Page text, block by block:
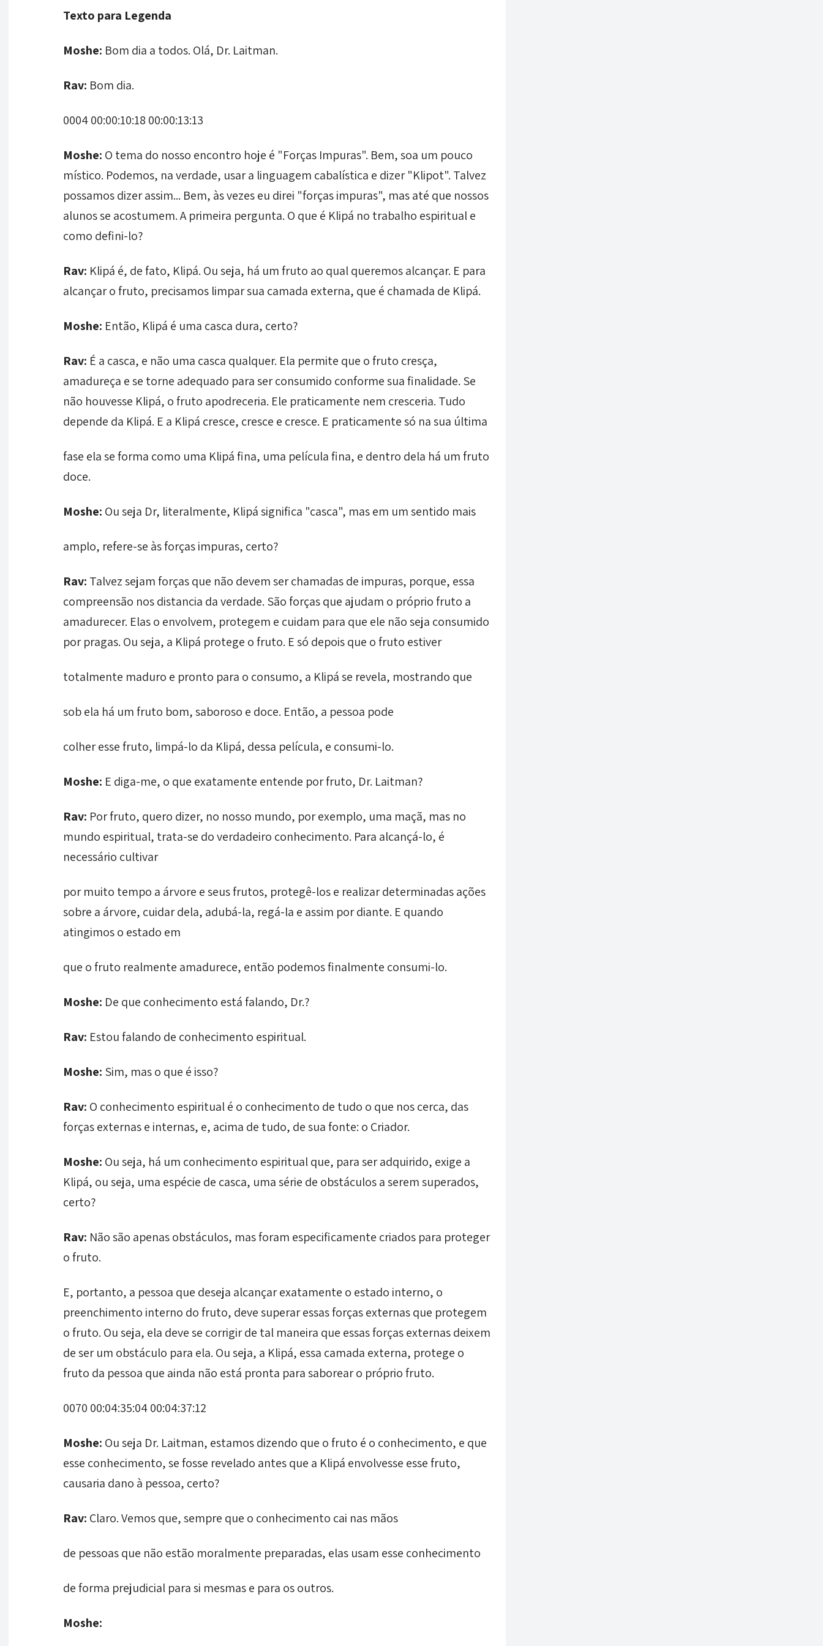
Texto para Legenda
Moshe: Bom dia a todos. Olá, Dr. Laitman.
Rav: Bom dia.
0004 00:00:10:18 00:00:13:13
Moshe: O tema do nosso encontro hoje é "Forças Impuras". Bem, soa um pouco
místico. Podemos, na verdade, usar a linguagem cabalística e dizer "Klipot". Talvez
possamos dizer assim... Bem, às vezes eu direi "forças impuras", mas até que nossos
alunos se acostumem. A primeira pergunta. O que é Klipá no trabalho espiritual e
como defini-lo?
Rav: Klipá é, de fato, Klipá. Ou seja, há um fruto ao qual queremos alcançar. E para
alcançar o fruto, precisamos limpar sua camada externa, que é chamada de Klipá.
Moshe: Então, Klipá é uma casca dura, certo?
Rav: É a casca, e não uma casca qualquer. Ela permite que o fruto cresça,
amadureça e se torne adequado para ser consumido conforme sua finalidade. Se
não houvesse Klipá, o fruto apodreceria. Ele praticamente nem cresceria. Tudo
depende da Klipá. E a Klipá cresce, cresce e cresce. E praticamente só na sua última
fase ela se forma como uma Klipá fina, uma película fina, e dentro dela há um fruto
doce.
Moshe: Ou seja Dr, literalmente, Klipá significa "casca", mas em um sentido mais
amplo, refere-se às forças impuras, certo?
Rav: Talvez sejam forças que não devem ser chamadas de impuras, porque, essa
compreensão nos distancia da verdade. São forças que ajudam o próprio fruto a
amadurecer. Elas o envolvem, protegem e cuidam para que ele não seja consumido
por pragas. Ou seja, a Klipá protege o fruto. E só depois que o fruto estiver
totalmente maduro e pronto para o consumo, a Klipá se revela, mostrando que
sob ela há um fruto bom, saboroso e doce. Então, a pessoa pode
colher esse fruto, limpá-lo da Klipá, dessa película, e consumi-lo.
Moshe: E diga-me, o que exatamente entende por fruto, Dr. Laitman?
Rav: Por fruto, quero dizer, no nosso mundo, por exemplo, uma maçã, mas no
mundo espiritual, trata-se do verdadeiro conhecimento. Para alcançá-lo, é
necessário cultivar
por muito tempo a árvore e seus frutos, protegê-los e realizar determinadas ações
sobre a árvore, cuidar dela, adubá-la, regá-la e assim por diante. E quando
atingimos o estado em
que o fruto realmente amadurece, então podemos finalmente consumi-lo.
Moshe: De que conhecimento está falando, Dr.?
Rav: Estou falando de conhecimento espiritual.
Moshe: Sim, mas o que é isso?
Rav: O conhecimento espiritual é o conhecimento de tudo o que nos cerca, das
forças externas e internas, e, acima de tudo, de sua fonte: o Criador.
Moshe: Ou seja, há um conhecimento espiritual que, para ser adquirido, exige a
Klipá, ou seja, uma espécie de casca, uma série de obstáculos a serem superados,
certo?
Rav: Não são apenas obstáculos, mas foram especificamente criados para proteger
o fruto.
E, portanto, a pessoa que deseja alcançar exatamente o estado interno, o
preenchimento interno do fruto, deve superar essas forças externas que protegem
o fruto. Ou seja, ela deve se corrigir de tal maneira que essas forças externas deixem
de ser um obstáculo para ela. Ou seja, a Klipá, essa camada externa, protege o
fruto da pessoa que ainda não está pronta para saborear o próprio fruto.
0070 00:04:35:04 00:04:37:12
Moshe: Ou seja Dr. Laitman, estamos dizendo que o fruto é o conhecimento, e que
esse conhecimento, se fosse revelado antes que a Klipá envolvesse esse fruto,
causaria dano à pessoa, certo?
Rav: Claro. Vemos que, sempre que o conhecimento cai nas mãos
de pessoas que não estão moralmente preparadas, elas usam esse conhecimento
de forma prejudicial para si mesmas e para os outros.
Moshe: